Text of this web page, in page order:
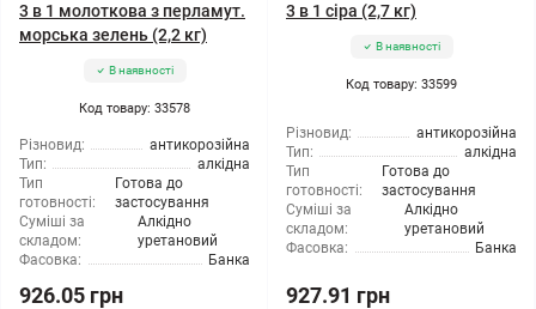
3 в 1 молоткова з перламут.
морська зелень (2,2 кг)
В наявності
Код товару: 33578
Різновид:
антикорозійна
Тип:
алкідна
Тип
готовності:
Готова до
застосування
Суміші за
складом:
Алкідно
уретановий
Фасовка:
Банка
926.05 грн
3 в 1 сіра (2,7 кг)
В наявності
Код товару: 33599
Різновид:
антикорозійна
Тип:
алкідна
Тип
готовності:
Готова до
застосування
Суміші за
складом:
Алкідно
уретановий
Фасовка:
Банка
927.91 грн